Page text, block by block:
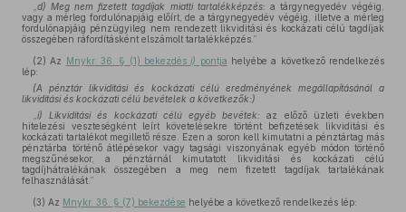
d) Meg nem fizetett tagdíjak miatti tartalékképzés: a tárgynegyedév végéig,
vagy a mérleg fordulónapjáig előírt, de a tárgynegyedév végéig, illetve a mérleg
fordulónapjáig pénzügyileg nem rendezett likviditási és kockázati célú tagdíjak
összegében ráfordításként elszámolt tartalékképzés.”
(2) Az Mnykr. 36. § (1) bekezdési) pontja helyébe a következő rendelkezés
lép:
(A pénztár likviditási és kockázati célú eredményének megállapításánál a
likviditási és kockázati célú bevételek a következők:)
i) Likviditási és kockázati célú egyéb bevétek:
az előző üzleti években
hitelezési veszteségként leírt követelésekre történt befizetések likviditási és
kockázati tartalékot megillető része. Ezen a soron kell kimutatni a pénztártag más
pénztárba történő átlépésekor vagy tagsági viszonyának egyéb módon történő
megszűnésekor, a pénztárnál kimutatott likviditási és kockázati célú
tagdíjhátralékának összegében a meg nem fizetett tagdíjak tartalékának
felhasználását.”
(3) Az Mnykr. 36. § (7) bekezdése helyébe a következő rendelkezés lép: